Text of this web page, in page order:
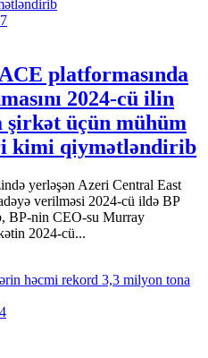
platformasında
2024-cü ilin
şirkət üçün mühüm
kimi qiymətləndirib
yerləşən Azeri Central East
verilməsi 2024-cü ildə BP
BP-nin CEO-su Murray
2024-cü...